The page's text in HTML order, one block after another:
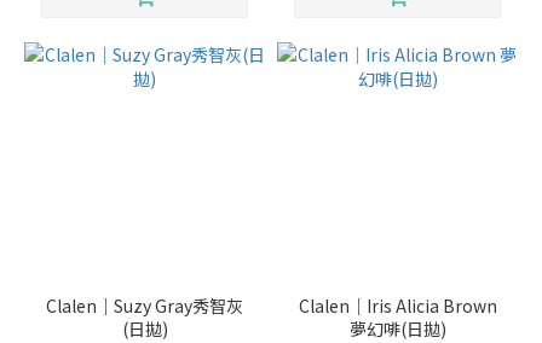
Clalen｜Suzy Gray秀智灰
(日拋)
Clalen｜Iris Alicia Brown
夢幻啡(日拋)